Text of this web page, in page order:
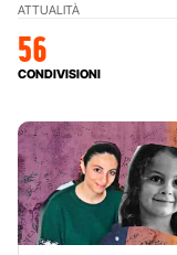
ATTUALITÀ
56
CONDIVISIONI